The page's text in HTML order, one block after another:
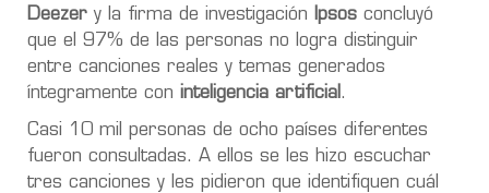
Deezer y la firma de investigación Ipsos concluyó
que el 97% de las personas no logra distinguir
entre canciones reales y temas generados
íntegramente con inteligencia artificial .
Casi 10 mil personas de ocho países diferentes
fueron consultadas. A ellos se les hizo escuchar
tres canciones y les pidieron que identifiquen cuál